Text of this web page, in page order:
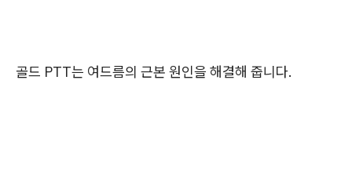
골드 PTT는 여드름의 근본 원인을 해결해 줍니다.